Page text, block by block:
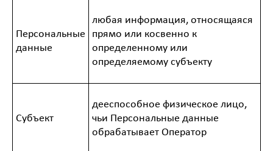
Персональные
данные
любая информация, относящаяся
прямо или косвенно к
определенному или
определяемому субъекту
Субъект
дееспособное физическое лицо,
чьи Персональные данные
обрабатывает Оператор